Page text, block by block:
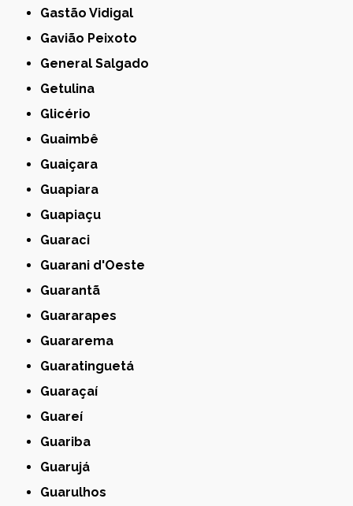
Gastão Vidigal
Gavião Peixoto
General Salgado
Getulina
Glicério
Guaimbê
Guaiçara
Guapiara
Guapiaçu
Guaraci
Guarani d'Oeste
Guarantã
Guararapes
Guararema
Guaratinguetá
Guaraçaí
Guareí
Guariba
Guarujá
Guarulhos